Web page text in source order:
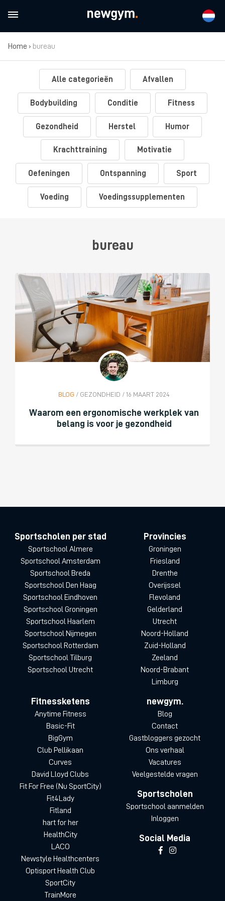
Home › bureau
Alle categorieën Afvallen
Bodybuilding Conditie Fitness
Gezondheid Herstel Humor
Krachttraining Motivatie
Oefeningen Ontspanning Sport
Voeding Voedingssupplementen
bureau
BLOG / GEZONDHEID / 16 MAART 2024
Waarom een ergonomische werkplek van
belang is voor je gezondheid
Sportscholen per stad
Sportschool Almere
Sportschool Amsterdam
Sportschool Breda
Sportschool Den Haag
Sportschool Eindhoven
Sportschool Groningen
Sportschool Haarlem
Sportschool Nijmegen
Sportschool Rotterdam
Sportschool Tilburg
Sportschool Utrecht
Provincies
Groningen
Friesland
Drenthe
Overijssel
Flevoland
Gelderland
Utrecht
Noord-Holland
Zuid-Holland
Zeeland
Noord-Brabant
Limburg
Fitnessketens
Anytime Fitness
Basic-Fit
BigGym
Club Pellikaan
Curves
David Lloyd Clubs
Fit For Free (Nu SportCity)
Fit4Lady
Fitland
hart for her
HealthCity
LACO
Newstyle Healthcenters
Optisport Health Club
SportCity
TrainMore
newgym.
Blog
Contact
Gastbloggers gezocht
Ons verhaal
Vacatures
Veelgestelde vragen
Sportscholen
Sportschool aanmelden
Inloggen
Social Media